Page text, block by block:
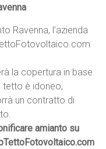
Ravenna, l’azienda
la copertura in base
tetto è idoneo,
un contratto di
amianto su